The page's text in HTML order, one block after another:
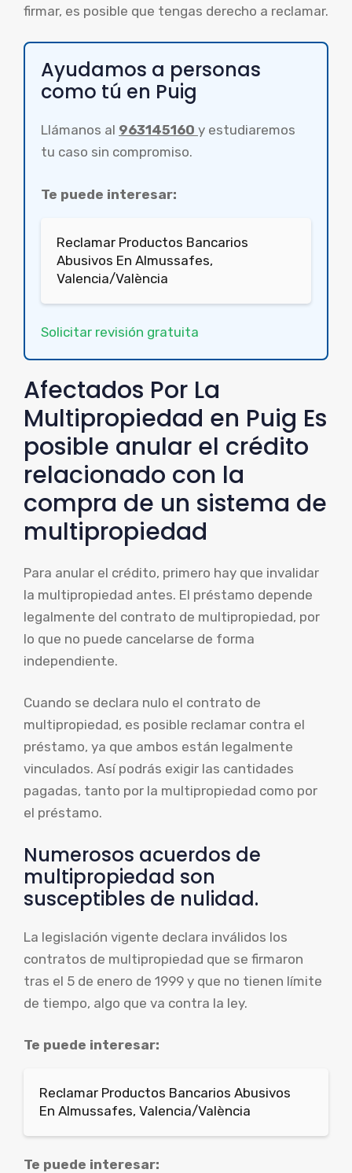
firmar, es posible que tengas derecho a reclamar.
Ayudamos a personas
como tú en Puig
Llámanos al 963145160 y estudiaremos
tu caso sin compromiso.
Te puede interesar:
Reclamar Productos Bancarios
Abusivos En Almussafes,
Valencia/València
Solicitar revisión gratuita
Afectados Por La
Multipropiedad en Puig Es
posible anular el crédito
relacionado con la
compra de un sistema de
multipropiedad
Para anular el crédito, primero hay que invalidar
la multipropiedad antes. El préstamo depende
legalmente del contrato de multipropiedad, por
lo que no puede cancelarse de forma
independiente.
Cuando se declara nulo el contrato de
multipropiedad, es posible reclamar contra el
préstamo, ya que ambos están legalmente
vinculados. Así podrás exigir las cantidades
pagadas, tanto por la multipropiedad como por
el préstamo.
Numerosos acuerdos de
multipropiedad son
susceptibles de nulidad.
La legislación vigente declara inválidos los
contratos de multipropiedad que se firmaron
tras el 5 de enero de 1999 y que no tienen límite
de tiempo, algo que va contra la ley.
Te puede interesar:
Reclamar Productos Bancarios Abusivos
En Almussafes, Valencia/València
Te puede interesar: